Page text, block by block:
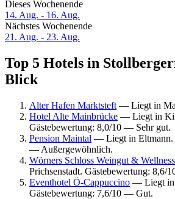
Dieses Wochenende
14. Aug. - 16. Aug.
Nächstes Wochenende
21. Aug. - 23. Aug.
Top 5 Hotels in
Blick
Alter Hafen Marktsteft — Liegt in
Hotel Alte Mainbrücke — Liegt in
Gästebewertung: 8,0/10 — Sehr gut.
Pension Maintal — Liegt in Eltmann.
— Außergewöhnlich.
Wörners Schloss Weingut &
Prichsenstadt. Gästebewertung: 8,6/
Eventhotel Ö-Cappuccino — Liegt in
Gästebewertung: 7,6/10 — Gut.